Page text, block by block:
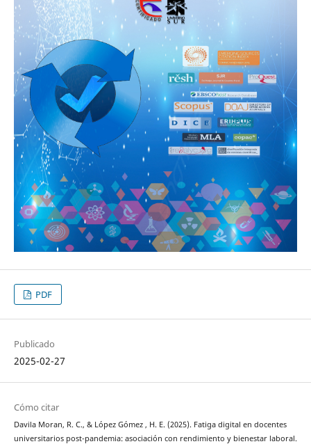
PDF
Publicado
2025-02-27
Cómo citar
Davila Moran, R. C., & López Gómez , H. E. (2025). Fatiga digital en docentes
universitarios post-pandemia: asociación con rendimiento y bienestar laboral.